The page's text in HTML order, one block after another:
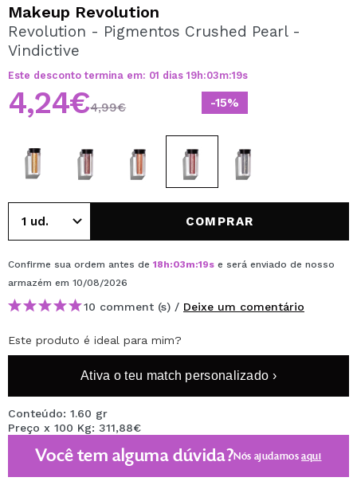
Ao criar uma conta no Maquibeauty.pt pode fazer as suas
compras rapidamente, verificar o estado das suas
Makeup Revolution
Revolution - Pigmentos Crushed Pearl -
Vindictive
Este desconto termina em: 01 dias 19h:03m:19s
-15%
4,24€4,99€
COMPRAR
Confirme sua ordem antes de 18h:03m:19s e será enviado de nosso
armazém em 10/08/2026
10 comment (s) / Deixe um comentário
Este produto é ideal para mim?
Ativa o teu match personalizado ›
Conteúdo: 1.60 gr
Preço x 100 Kg: 311,88€
Você tem alguma dúvida?Nós ajudamosaqui